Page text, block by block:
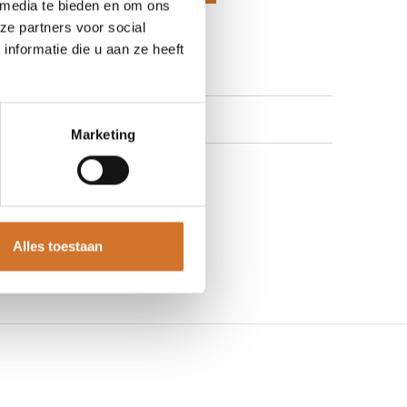
te bieden en om ons
partners voor social
die u aan ze heeft
Marketing
Alles toestaan
aan verlanglijst